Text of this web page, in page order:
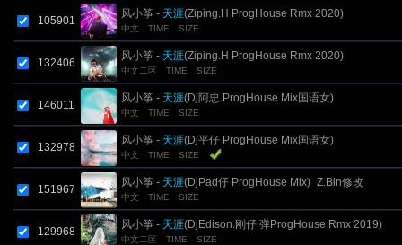
105901
风小筝 - 天涯(Ziping.H ProgHouse Rmx 2020)
中文 TIME SIZE
132406
风小筝 - 天涯(Ziping.H ProgHouse Rmx 2020)
中文二区 TIME SIZE
146011
风小筝 - 天涯(Dj阿忠 ProgHouse Mix国语女)
中文 TIME SIZE
132978
风小筝 - 天涯(Dj平仔 ProgHouse Mix国语女)
中文 TIME SIZE
151967
风小筝 - 天涯(DjPad仔 ProgHouse Mix)_Z.Bin修改
中文 TIME SIZE
129968
风小筝 - 天涯(DjEdison.刚仔 弹ProgHouse Rmx 2019)
中文二区 TIME SIZE